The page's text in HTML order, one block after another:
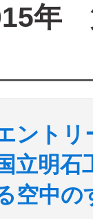
年
ント
立明
空中の